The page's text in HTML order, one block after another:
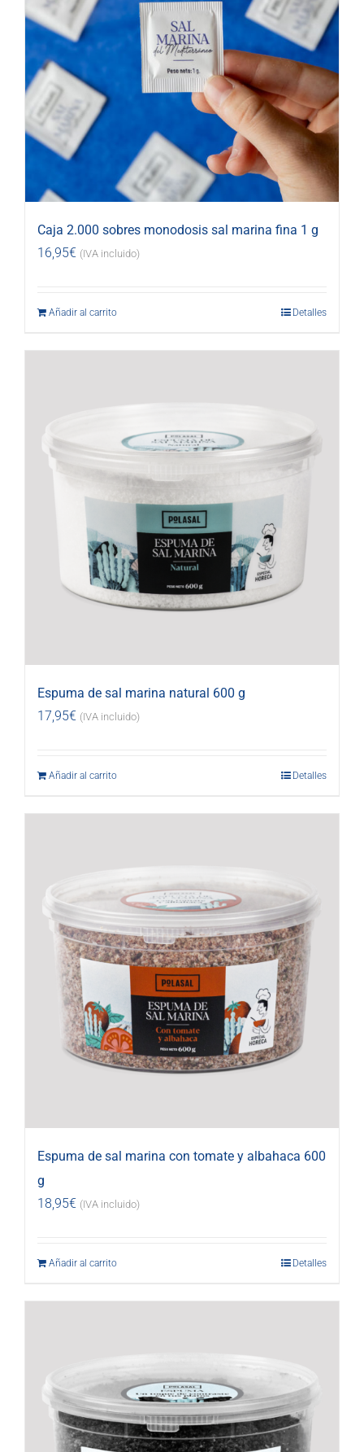
Caja 2.000 sobres monodosis sal marina fina 1 g
16,95€ (IVA incluido)
Añadir al carrito Detalles
Espuma de sal marina natural 600 g
17,95€ (IVA incluido)
Añadir al carrito Detalles
Espuma de sal marina con tomate y albahaca 600
g
18,95€ (IVA incluido)
Añadir al carrito Detalles